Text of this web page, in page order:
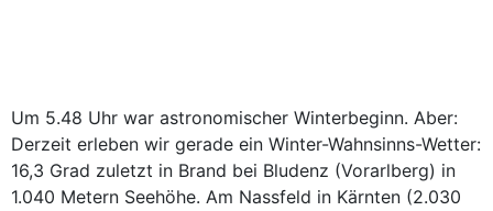
Um 5.48 Uhr war astronomischer Winterbeginn. Aber:
Derzeit erleben wir gerade ein Winter-Wahnsinns-Wetter:
16,3 Grad zuletzt in Brand bei Bludenz (Vorarlberg) in
1.040 Metern Seehöhe. Am Nassfeld in Kärnten (2.030